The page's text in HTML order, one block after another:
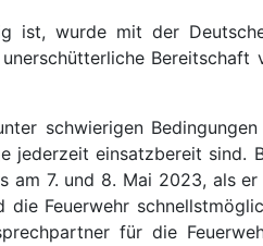
wurde mit der
Bereitschaft
schwierigen
jederzeit einsatzbereit sind.
am 7. und 8. Mai 2023, als
Feuerwehr
für die